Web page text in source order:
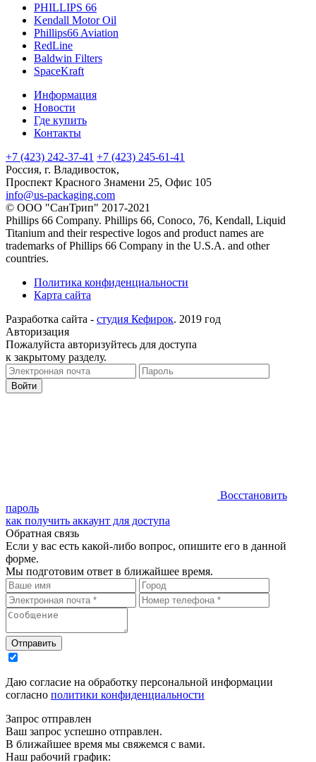
PHILLIPS 66
Kendall Motor Oil
Phillips66 Aviation
RedLine
Baldwin Filters
SpaceKraft
Информация
Новости
Где купить
Контакты
+7 (423) 242-37-41 +7 (423) 245-61-41
Россия, г. Владивосток,
Проспект Красного Знамени 25, Офис 105
info@us-packaging.com
© ООО "СанТрип" 2017-2021
Phillips 66 Company. Phillips 66, Conoco, 76, Kendall, Liquid
Titanium and their respective logos and product names are
trademarks of Phillips 66 Company in the U.S.A. and other
countries.
Политика конфиденциальности
Карта сайта
Разработка сайта - студия Кефирок. 2019 год
Авторизация
Пожалуйста авторизуйтесь для доступа
к закрытому разделу.
Восстановить
пароль
как получить аккаунт для доступа
Обратная связь
Если у вас есть какой-либо вопрос, опишите его в данной
форме.
Мы подготовим ответ в ближайшее время.
Даю согласие на обработку персональной информации
согласно политики конфиденциальности
Запрос отправлен
Ваш запрос успешно отправлен.
В ближайшее время мы свяжемся с вами.
Наш рабочий график: